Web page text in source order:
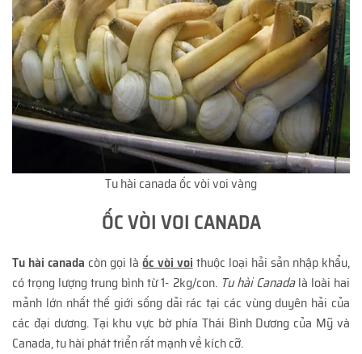
Tu hài canada ốc vòi voi vàng
ỐC VÒI VOI CANADA
Tu hài canada còn gọi làốc vòi voithuộc loại hải sản nhập khẩu,
có trọng lượng trung bình từ 1- 2kg/con. Tu hài Canadalà loài hai
mảnh lớn nhất thế giới sống dải rác tại các vùng duyên hải của
các đại dương. Tại khu vực bờ phía Thái Bình Dương của Mỹ và
Canada, tu hài phát triển rất mạnh về kích cỡ.